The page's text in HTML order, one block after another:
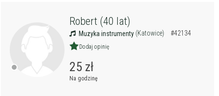
Robert (40 lat)
Muzyka instrumenty (Katowice) #42134
Dodaj opinię
25 zł
Na godzinę